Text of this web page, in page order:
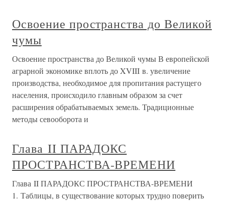
Освоение пространства до Великой
чумы
Освоение пространства до Великой чумы В европейской
аграрной экономике вплоть до XVIII в. увеличение
производства, необходимое для пропитания растущего
населения, происходило главным образом за счет
расширения обрабатываемых земель. Традиционные
методы севооборота и
Глава II ПАРАДОКС
ПРОСТРАНСТВА-ВРЕМЕНИ
Глава II ПАРАДОКС ПРОСТРАНСТВА-ВРЕМЕНИ
1. Таблицы, в существование которых трудно поверить